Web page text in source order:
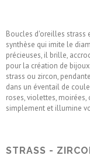
Boucles d'oreilles strass
synthèse qui imite le
précieuses, il brille,
pour la création de
strass ou zircon,
dans un éventail de
roses, violettes,
simplement et illumine
STRASS -